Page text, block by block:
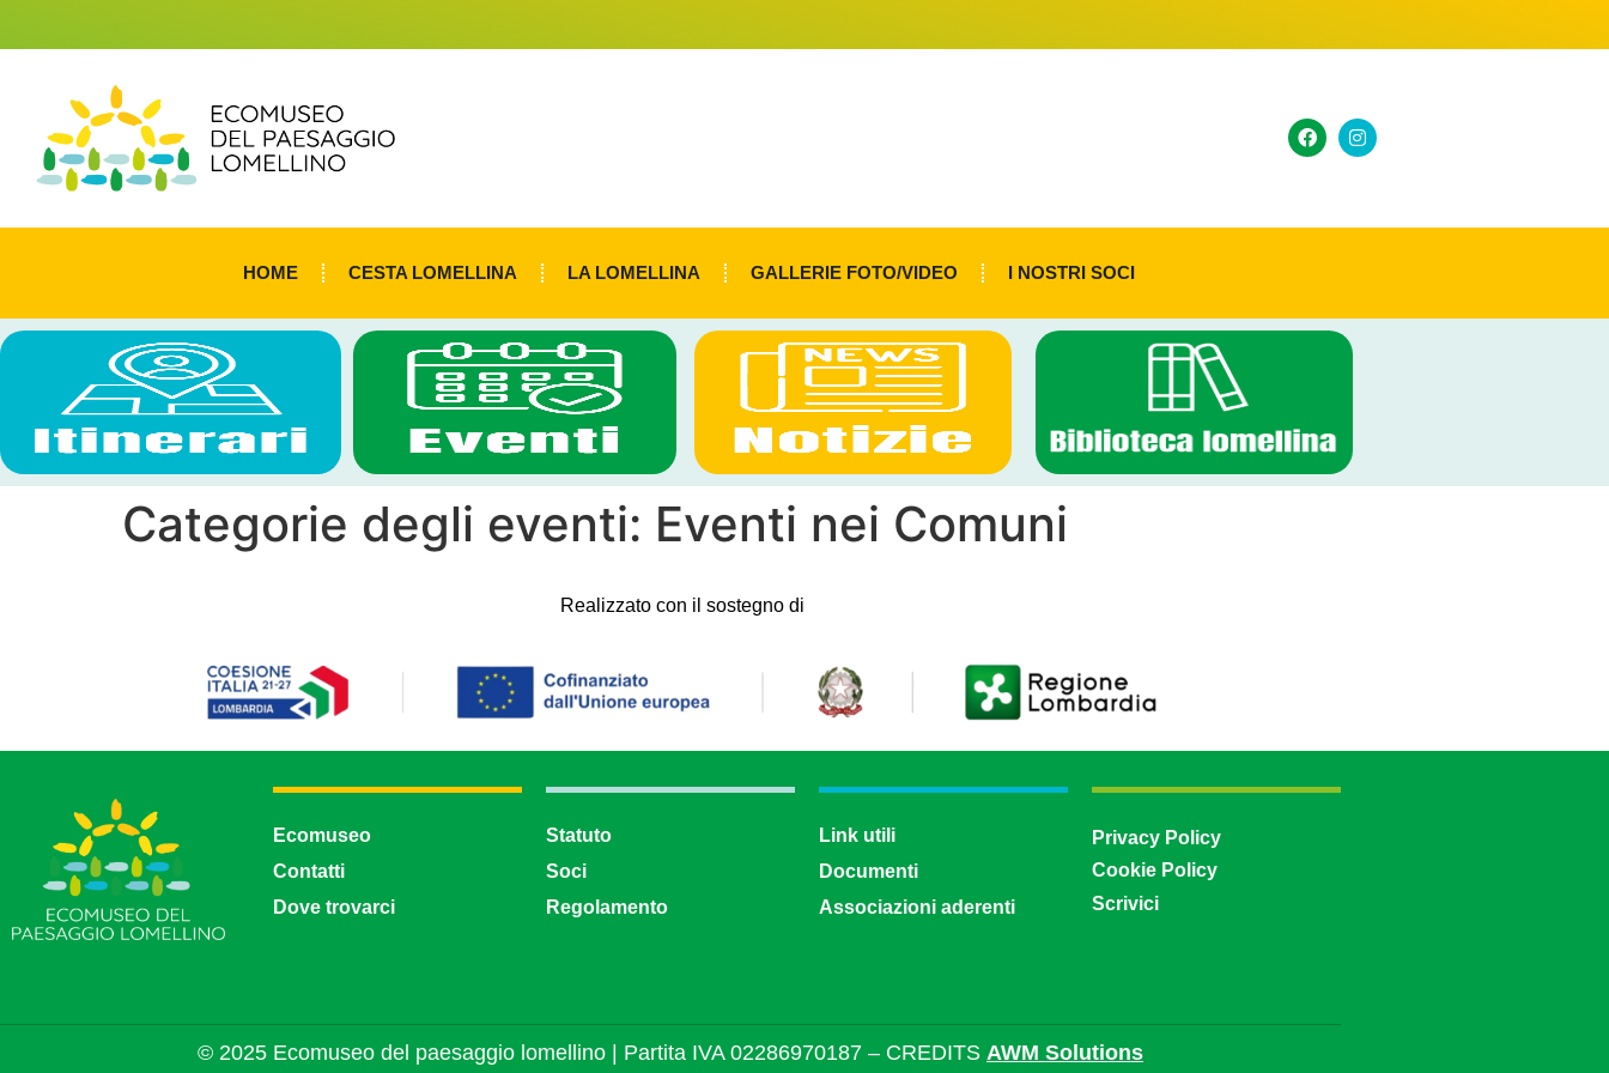
HOME CESTA LOMELLINA LA LOMELLINA GALLERIE FOTO/VIDEO I NOSTRI SOCI
Categorie degli eventi: Eventi nei Comuni
Realizzato con il sostegno di
Ecomuseo
Contatti
Dove trovarci
Statuto
Soci
Regolamento
Link utili
Documenti
Associazioni aderenti
Privacy Policy
Cookie Policy
Scrivici
© 2025 Ecomuseo del paesaggio lomellino | Partita IVA 02286970187 – CREDITS AWM Solutions